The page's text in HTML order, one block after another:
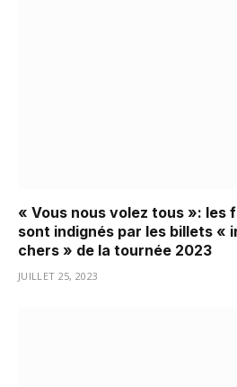
« Vous nous volez tous »: les
sont indignés par les billets «
chers » de la tournée 2023
JUILLET 25, 2023